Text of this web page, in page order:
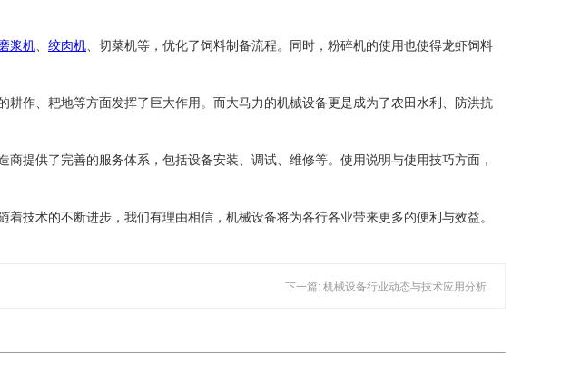
浆机、 绞肉机、切菜机等，优化了饲料制备流程。同时，粉碎机的使用也使得龙虾饲料
作、耙地等方面发挥了巨大作用。而大马力的机械设备更是成为了农田水利、防洪抗
提供了完善的服务体系，包括设备安装、调试、维修等。使用说明与使用技巧方面，
技术的不断进步，我们有理由相信，机械设备将为各行各业带来更多的便利与效益。
下一篇: 机械设备行业动态与技术应用分析